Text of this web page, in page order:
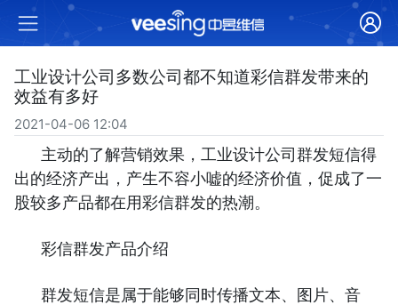
工业设计公司多数公司都不知道彩信群发带来的
效益有多好
2021-04-06 12:04
主动的了解营销效果，工业设计公司群发短信得
出的经济产出，产生不容小嘘的经济价值，促成了一
股较多产品都在用彩信群发的热潮。
彩信群发产品介绍
群发短信是属于能够同时传播文本、图片、音